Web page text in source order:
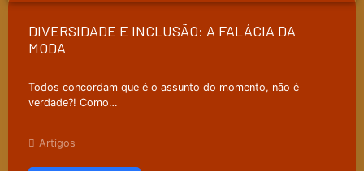
DIVERSIDADE E INCLUSÃO: A FALÁCIA DA
MODA
Todos concordam que é o assunto do momento, não é
verdade?! Como…
Artigos